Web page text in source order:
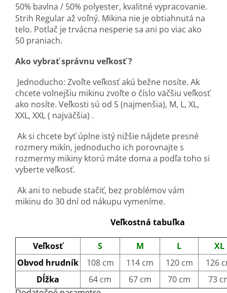
50% bavlna / 50% polyester, kvalitné vypracovanie.
Strih Regular až voľný. Mikina nie je obtiahnutá na
telo. Potlač je trvácna nesperie sa ani po viac ako
50 praniach.
Ako vybrať správnu veľkosť ?
Jednoducho: Zvoľte veľkosť akú bežne nosíte. Ak
chcete volnejšiu mikinu zvoľte o číslo väčšiu veľkosť
ako nosíte. Veľkosti sú od S (najmenšia), M, L, XL,
XXL, XXL ( najväčšia) .
Ak si chcete byť úplne istý nižšie nájdete presné
rozmery mikín, jednoducho ich porovnajte s
rozmermy mikiny ktorú máte doma a podľa toho si
vyberte veľkosť.
Ak ani to nebude stačiť, bez problémov vám
mikinu do 30 dní od nákupu vymeníme.
Veľkostná tabuľka
Veľkosť S M L
XL
Obvod hrudník
108 cm 114 cm 120 cm
126
Dĺžka
64 cm 67 cm 70 cm
73